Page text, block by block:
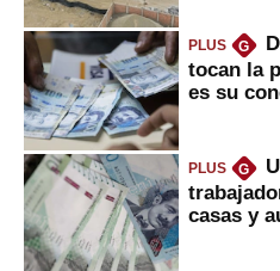
PLUS G
tocan la
es su
PLUS G
casas y